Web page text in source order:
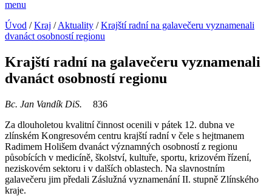
menu
Úvod /Kraj /Aktuality /Krajští radní na galavečeru vyznamenali
dvanáct osobností regionu
Krajští radní na galavečeru vyznamenali
dvanáct osobností regionu
Bc. Jan Vandík DiS.
836
Za dlouholetou kvalitní činnost ocenili v pátek 12. dubna ve
zlínském Kongresovém centru krajští radní v čele s hejtmanem
Radimem Holišem dvanáct významných osobností z regionu
působících v medicíně, školství, kultuře, sportu, krizovém řízení,
neziskovém sektoru i v dalších oblastech. Na slavnostním
galavečeru jim předali Záslužná vyznamenání II. stupně Zlínského
kraje.